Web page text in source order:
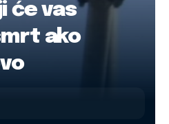
će vas
ako